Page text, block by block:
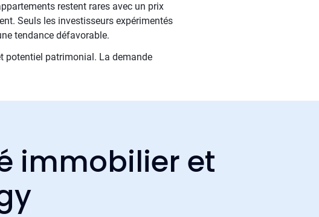
restent rares avec un prix
Seuls les investisseurs expérimentés
tendance défavorable.
potentiel patrimonial. La demande
immobilier et